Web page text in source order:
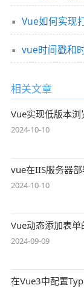
Vue如何实现
vue时间戳和
相关文章
Vue实现低版本
2024-10-10
vue在IIS服务器
2024-10-10
Vue动态添加表单
2024-09-09
在Vue3中配置